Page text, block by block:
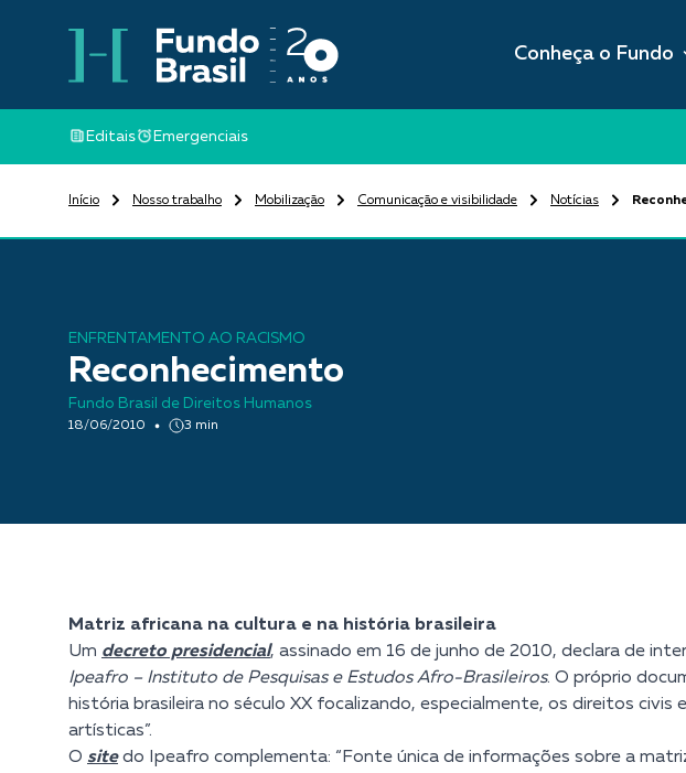
Conheça o Fundo
Editais Emergenciais
Início Nosso trabalho Mobilização Comunicação e visibilidade Notícias
ENFRENTAMENTO AO RACISMO
Reconhecimento
Fundo Brasil de Direitos Humanos
18/06/2010 3 min
Matriz africana na cultura e na história brasileira
Um decreto presidencial, assinado em 16 de junho de 2010, declara de
Ipeafro – Instituto de Pesquisas e Estudos Afro-Brasileiros. O próprio
história brasileira no século XX focalizando, especialmente, os direitos
artísticas”.
O sitedo Ipeafro complementa: “Fonte única de informações sobre a